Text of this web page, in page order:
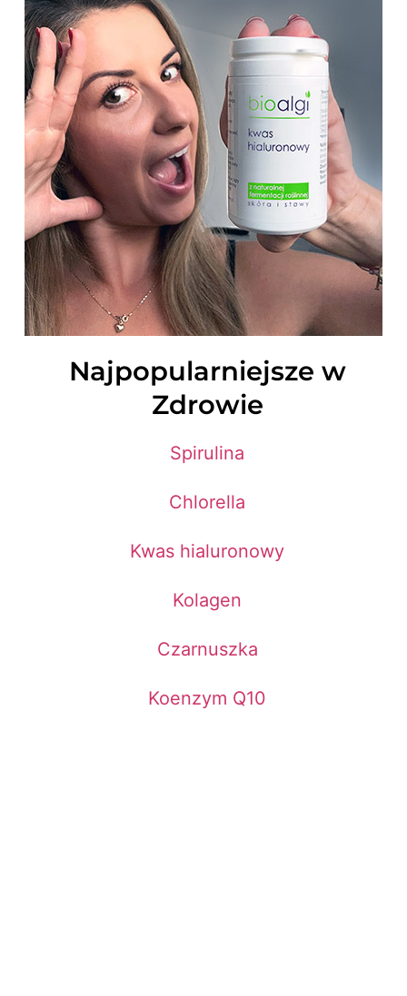
Najpopularniejsze w
Zdrowie
Spirulina
Chlorella
Kwas hialuronowy
Kolagen
Czarnuszka
Koenzym Q10